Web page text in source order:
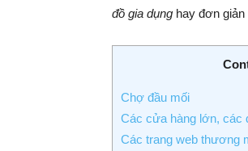
đồ gia dụng hay đơn giản
Chợ đầu mối
Các cửa hàng lớn, các
Các trang web thương